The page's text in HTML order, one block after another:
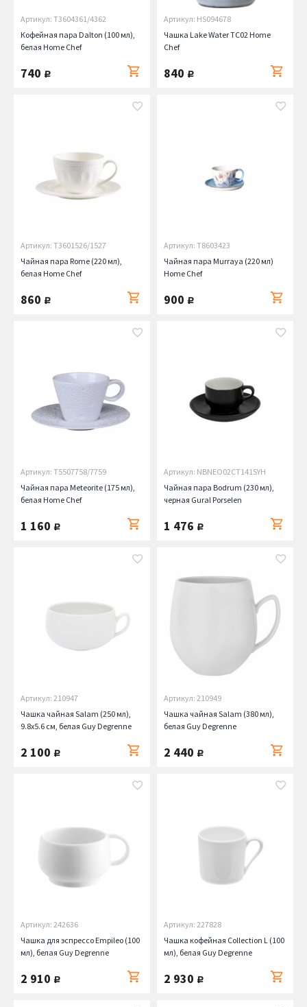
Артикул: T3604361/4362
Кофейная пара Dalton (100 мл),
белая Home Chef
740 руб.
Артикул: HS094678
Чашка Lake Water TC02 Home
Chef
840 руб.
Артикул: T3601526/1527
Чайная пара Rome (220 мл),
белая Home Chef
860 руб.
Артикул: T8603423
Чайная пара Murraya (220 мл)
Home Chef
900 руб.
Артикул: T5507758/7759
Чайная пара Meteorite (175 мл),
белая Home Chef
1 160 руб.
Артикул: NBNEO02CT141SYH
Чайная пара Bodrum (230 мл),
черная Gural Porselen
1 476 руб.
Артикул: 210947
Чашка чайная Salam (250 мл),
9.8х5.6 см, белая Guy Degrenne
2 100 руб.
Артикул: 210949
Чашка чайная Salam (380 мл),
белая Guy Degrenne
2 440 руб.
Артикул: 242636
Чашка для эспрессо Empileo (100
мл), белая Guy Degrenne
2 910 руб.
Артикул: 227828
Чашка кофейная Collection L (100
мл), белая Guy Degrenne
2 930 руб.